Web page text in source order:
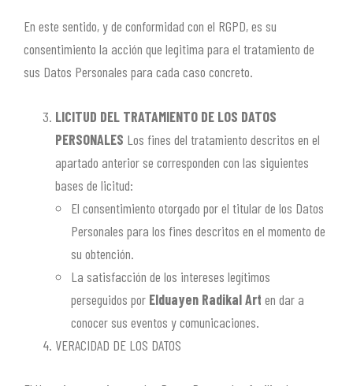
En este sentido, y de conformidad con el RGPD, es su
consentimiento la acción que legitima para el tratamiento de
sus Datos Personales para cada caso concreto.
LICITUD DEL TRATAMIENTO DE LOS DATOS
PERSONALES Los fines del tratamiento descritos en el
apartado anterior se corresponden con las siguientes
bases de licitud:
El consentimiento otorgado por el titular de los Datos
Personales para los fines descritos en el momento de
su obtención.
La satisfacción de los intereses legítimos
perseguidos por Elduayen Radikal Art en dar a
conocer sus eventos y comunicaciones.
VERACIDAD DE LOS DATOS